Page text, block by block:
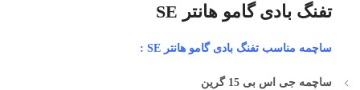
تفنگ بادی گامو هانتر SE
ساچمه مناسب تفنگ بادی گامو هانتر SE :
ساچمه جی اس بی 15 گرین